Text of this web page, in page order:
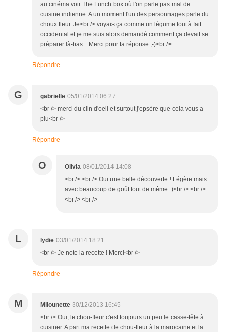
au cinéma voir The Lunch box où l'on parle pas mal de
cuisine indienne. A un moment l'un des personnages parle du
choux fleur. Je<br /> voyais ça comme un légume tout à fait
occidental et je me suis alors demandé comment ça devait se
préparer là-bas... Merci pour ta réponse ;-)<br />
Répondre
G gabrielle 05/01/2014 06:27
<br /> merci du clin d'oeil et surtout j'epsère que cela vous a
plu<br />
Répondre
O Olivia 08/01/2014 14:08
<br /> <br /> Oui une belle découverte ! Légère mais
avec beaucoup de goût tout de même :)<br /> <br />
<br /> <br />
L lydie 03/01/2014 18:21
<br /> Je note la recette ! Merci<br />
Répondre
M Milounette 30/12/2013 16:45
<br /> Oui, le chou-fleur c'est toujours un peu le casse-tête à
cuisiner. A part ma recette de chou-fleur à la marocaine et la